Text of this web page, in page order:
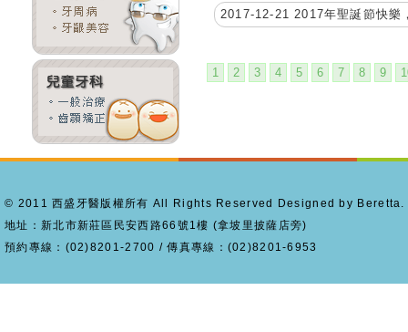
2017-12-21 2017年聖誕節快樂
1 2 3 4 5 6 7 8 9
© 2011 西盛牙醫版權所有 All Rights Reserved Designed by Beretta.
地址：新北市新莊區民安西路66號1樓 (拿坡里披薩店旁)
預約專線：(02)8201-2700 / 傳真專線：(02)8201-6953